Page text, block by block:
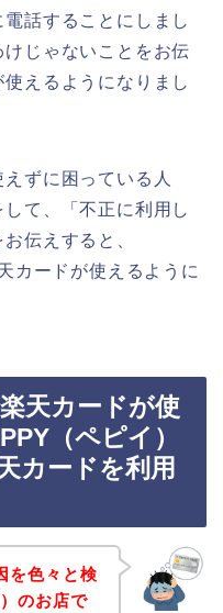
話することにしまし
じゃないことをお伝
えるようになりまし
ずに困っている人
て、「不正に利用し
伝えすると、
カードが使えるように
天カードが使
（ペピイ）
カードを利用
を色々と検
のお店で